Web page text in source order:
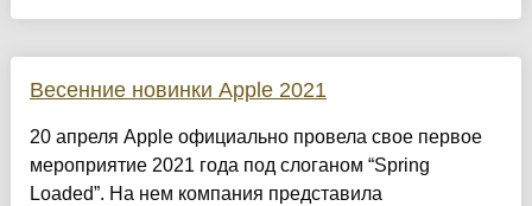
Весенние новинки Apple 2021
20 апреля Apple официально провела свое первое
мероприятие 2021 года под слоганом “Spring
Loaded”. На нем компания представила